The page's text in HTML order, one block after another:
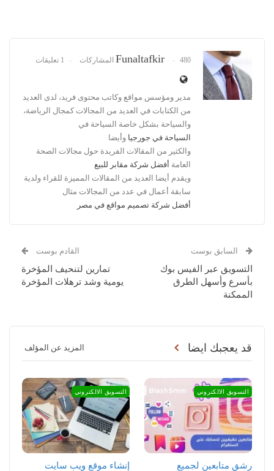
Funaltafkir 480 المشاركات 1 تعليقات
مدير ومؤسس مواقع وكاتب محتوى فريد، لدى العديد
من الكتابات في العديد من المجالات كمجال الرياضة،
والسياحة بشكل خاصة السياحة في
السياحة في جورجيا وأيضا
والكثير من المقالات الفريدة حول مجالات الصحة
العامة أفضل شركة مقابر للبيع
ويقدم أيضا العديد من المقالات المميزة للقراء ولدية
سابقة أعمال في عدد من المجالات مثال
أفضل شركة تصميم مواقع في مصر
السابق بوست
التسويق عبر الفيس بوك
بأسرع وأسهل الطرق
الممكنة
القادم بوست
تمارين لتنحيف المؤخرة
يومية وشد ترهلات المؤخرة
قد يعجبك ايضا المزيد عن المؤلف
التسويق الالكتروني
رشق متابعين لجميع
التسويق الالكتروني
إنشاء موقع ويب سايت